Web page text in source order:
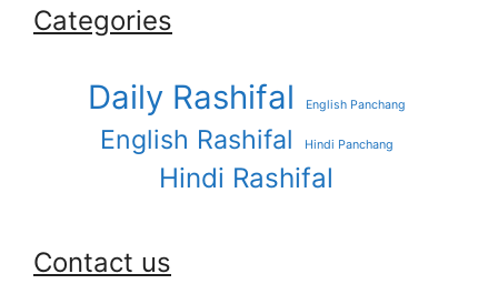
Categories
Daily Rashifal English Panchang
English Rashifal Hindi Panchang
Hindi Rashifal
Contact us